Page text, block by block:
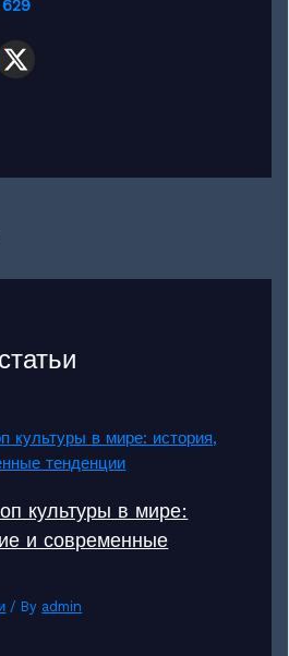
629
культуры в мире:
и современные
/ By admin